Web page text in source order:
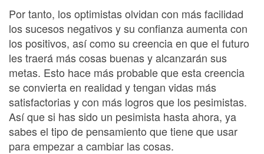
Por tanto, los optimistas olvidan con más facilidad
los sucesos negativos y su confianza aumenta con
los positivos, así como su creencia en que el futuro
les traerá más cosas buenas y alcanzarán sus
metas. Esto hace más probable que esta creencia
se convierta en realidad y tengan vidas más
satisfactorias y con más logros que los pesimistas.
Así que si has sido un pesimista hasta ahora, ya
sabes el tipo de pensamiento que tiene que usar
para empezar a cambiar las cosas.